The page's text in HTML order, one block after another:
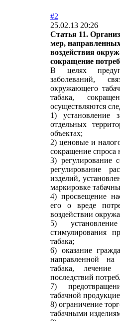
#2
25.02.13 20:26
Статья 11.
мер,
воздействия
сокращение
В целях
заболеваний,
окружающего
табака,
осуществляются
1) установление
отдельных
объектах;
2) ценовые и
сокращение спроса
3) регулирование
регулирование
изделий,
маркировке
4) просвещение
его о вреде
воздействии
5)
стимулирования
табака;
6) оказание
направленной на
табака, лечение
последствий
7)
табачной
8) ограничение
табачными